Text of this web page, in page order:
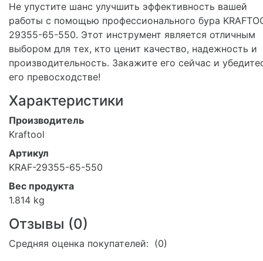
Не упустите шанс улучшить эффективность вашей
работы с помощью профессионального бура
29355-65-550. Этот инструмент является отличным
выбором для тех, кто ценит качество, надежность и
производительность. Закажите его сейчас и
его превосходстве!
Характеристики
Производитель
Kraftool
Артикул
KRAF-29355-65-550
Вес продукта
1.814 kg
Отзывы (0)
Средняя оценка покупателей: (0)